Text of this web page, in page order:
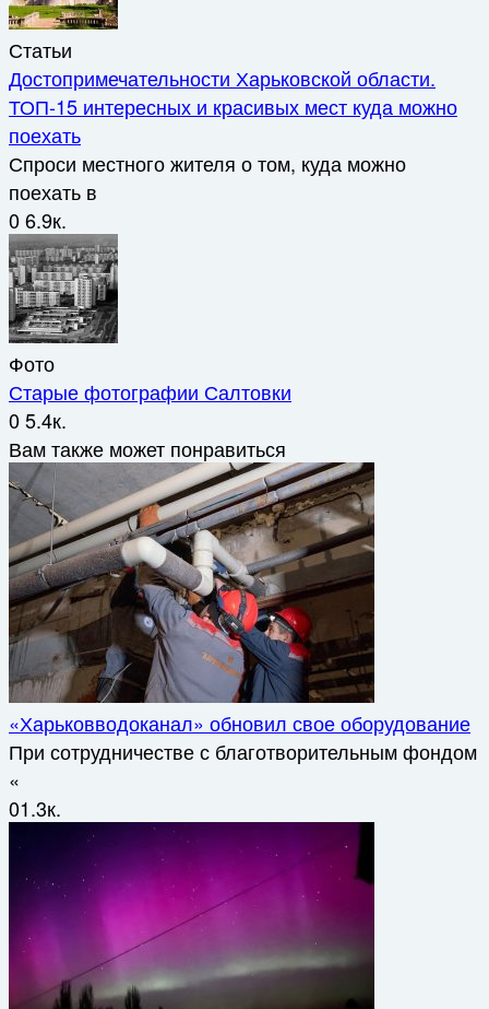
Статьи
Достопримечательности Харьковской области.
ТОП-15 интересных и красивых мест куда можно
поехать
Спроси местного жителя о том, куда можно
поехать в
06.9к.
Фото
Старые фотографии Салтовки
05.4к.
Вам также может понравиться
«Харьковводоканал» обновил свое оборудование
При сотрудничестве с благотворительным фондом
«
01.3к.